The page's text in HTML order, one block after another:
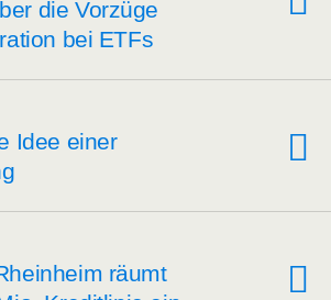
die Vor­zü­ge
bei ETFs
Idee einer
räumt